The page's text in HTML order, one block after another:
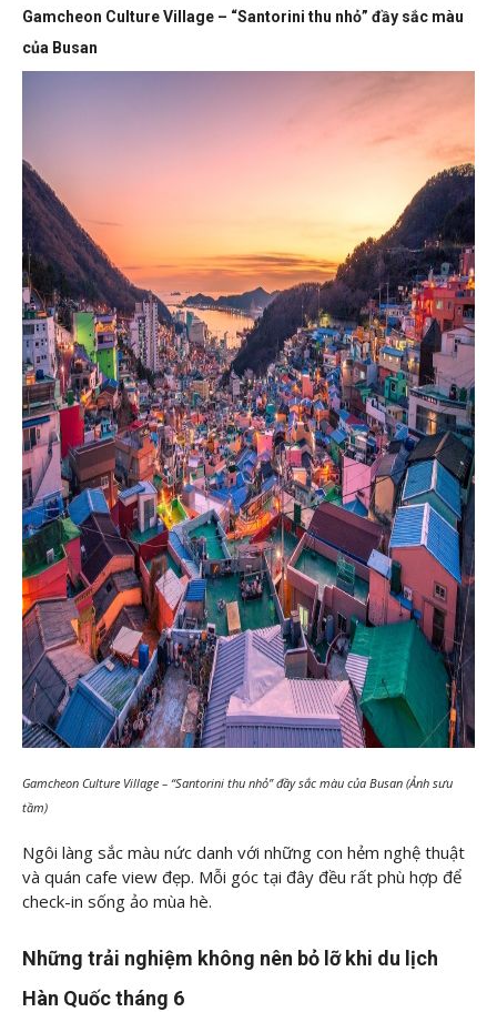
Gamcheon Culture Village – “Santorini thu nhỏ” đầy sắc màu
của Busan
Gamcheon Culture Village – “Santorini thu nhỏ” đầy sắc màu của Busan (Ảnh sưu
tầm)
Ngôi làng sắc màu nức danh với những con hẻm nghệ thuật
và quán cafe view đẹp. Mỗi góc tại đây đều rất phù hợp để
check-in sống ảo mùa hè.
Những trải nghiệm không nên bỏ lỡ khi du lịch
Hàn Quốc tháng 6